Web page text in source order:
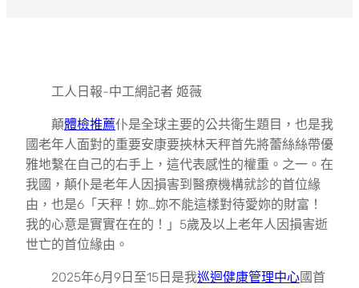
工人日報-中工網記者 姬薇
顛體檢推薦仆是全球主要的公共衛生題目，也是我
國老年人面對的重要安康要挾林天秤首先將蕾絲絲帶優
雅地繫在自己的右手上，這代表感性的權重。之一。在
我國，顛仆是老年人因損害到醫療機構就診的首位緣
由，也是6「天秤！妳…妳不能這樣對待愛妳的財富！
我的心意是實實在在的！」5歲及以上老年人因損害逝
世亡的首位緣由。
2025年6月9日至15日是我巡迴健康管理中心國首